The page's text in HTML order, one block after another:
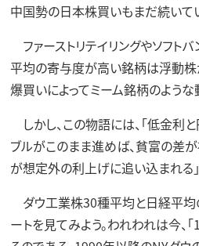
中国勢の日本株買いもまだ続いて
ファーストリテイリングやソフト
平均の寄与度が高い銘柄は浮動株
爆買いによってミーム銘柄のような
しかし、この物語には、「低金利
ブルがこのまま進めば、貧富の差
が想定外の利上げに追い込まれる
ダウ工業株30種平均と日経平均
ートを見てみよう。われわれは今、